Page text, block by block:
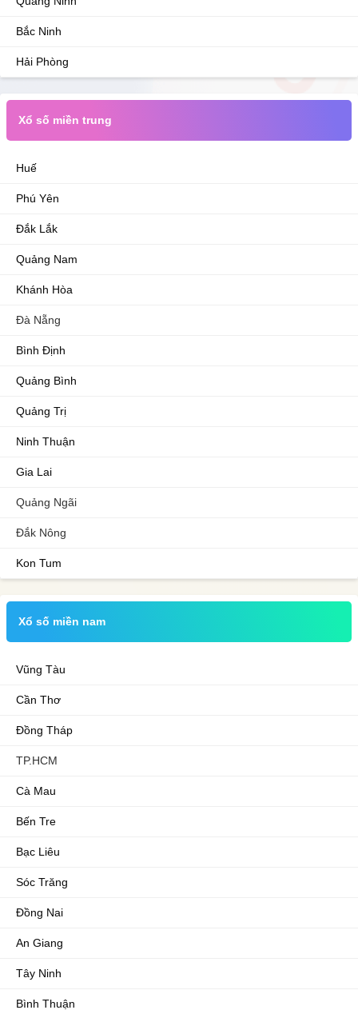
Bắc Ninh
Hải Phòng
Xổ số miền trung
Huế
Phú Yên
Đắk Lắk
Quảng Nam
Khánh Hòa
Đà Nẵng
Bình Định
Quảng Bình
Quảng Trị
Ninh Thuận
Gia Lai
Quảng Ngãi
Đắk Nông
Kon Tum
Xổ số miền nam
Vũng Tàu
Cần Thơ
Đồng Tháp
TP.HCM
Cà Mau
Bến Tre
Bạc Liêu
Sóc Trăng
Đồng Nai
An Giang
Tây Ninh
Bình Thuận